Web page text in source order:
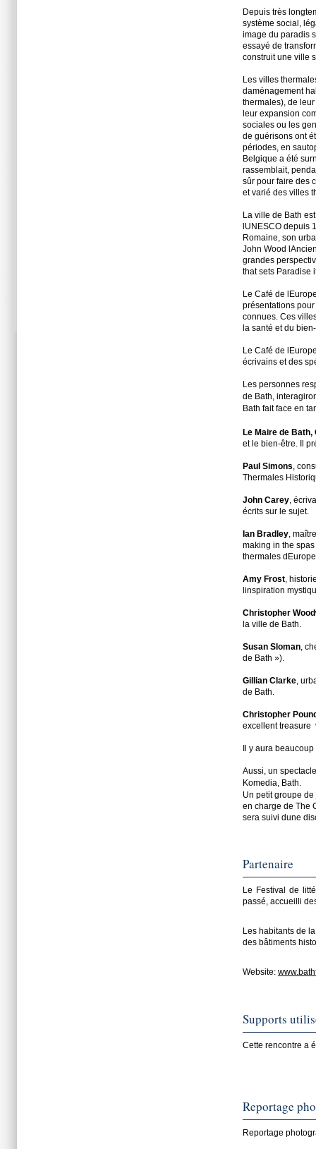
Depuis très
système social,
image du paradis
essayé de
construit une ville
Les villes
daménagement
thermales), de
leur expansion
sociales ou les
de guérisons ont
périodes, en
Belgique a été
rassemblait,
sûr pour faire des
et varié des villes
La ville de Bath
lUNESCO
Romaine, son
John Wood
grandes
that sets Paradise
Le Café de
présentations
connues. Ces
la santé et du
Le Café de
écrivains et des
Les personnes
de Bath,
Bath fait face en
Le Maire de
et le bien-être. Il
Paul Simons,
Thermales
John Carey,
écrits sur le sujet.
Ian Bradley,
making in the spas
thermales
Amy Frost,
linspiration
Christopher
la ville de Bath.
Susan Sloman,
de Bath »).
Gillian Clarke,
de Bath.
Christopher
excellent treasure
Il y aura
Aussi, un
Komedia, Bath.
Un petit groupe
en charge de
sera suivi dune
Partenaire
Le Festival de
passé, accueilli
Les habitants de
des bâtiments
Website:
Supports
Cette rencontre a
Reportage
Reportage